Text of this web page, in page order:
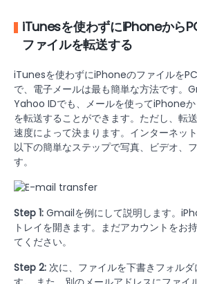
iTunesを使わずにiPhoneから
ファイルを転送する
iTunesを使わずにiPhoneのファイルを
で、電子メールは最も簡単な方法です。
Yahoo IDでも、メールを使ってiPhone
を転送することができます。ただし、転
速度によって決まります。インターネッ
以下の簡単なステップで写真、ビデオ、
す。
Step 1: Gmailを例にして説明します。
トレイを開きます。まだアカウントをお
てください。
Step 2: 次に、ファイルを下書きフォル